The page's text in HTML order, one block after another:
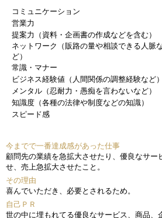
コミュニケーション
営業力
提案力（資料・企画書の作成などを含む）
ネットワーク（販路の量や相談できる人脈
ど）
常識・マナー
ビジネス経験値（人間関係の調整経験など
メンタル（忍耐力・愚痴を言わないなど）
知識度（各種の法律や制度などの知識）
スピード感
今までで一番達成感があった仕事
顧問先の業績を急拡大させたり、優良なサ
せ、売上急拡大させたこと。
その理由
喜んでいただき、必要とされるため。
自己ＰＲ
世の中に埋もれてる優良なサービス、商品